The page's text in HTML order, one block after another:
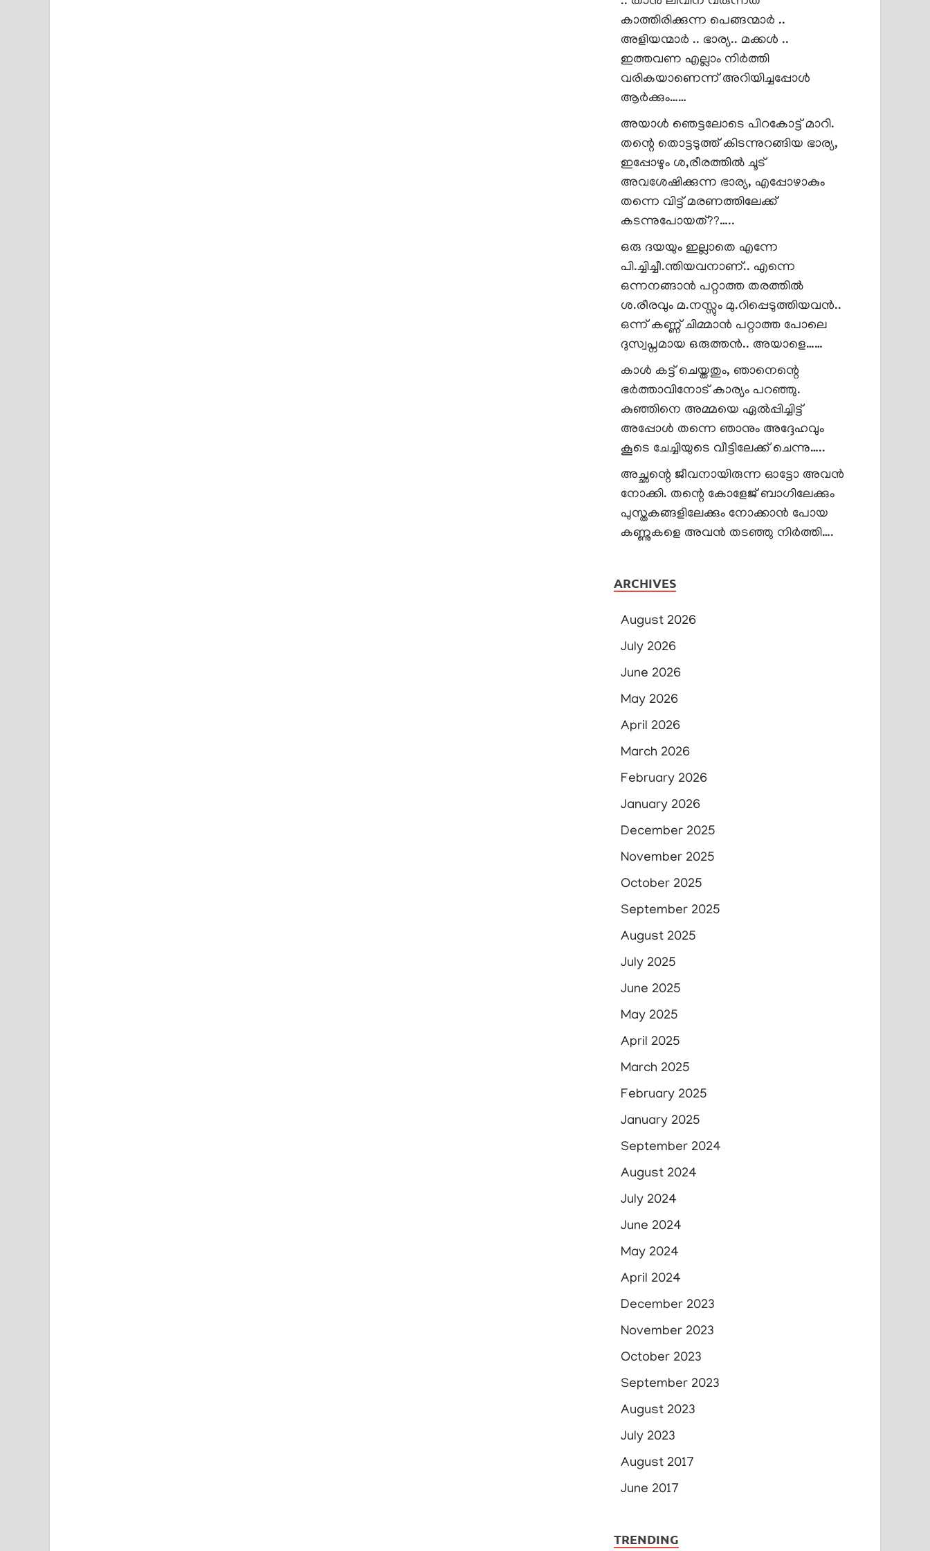
കാത്തിരിക്കുന്ന പെങ്ങന്മാർ ..
അളിയന്മാർ .. ഭാര്യ.. മക്കൾ ..
ഇത്തവണ എല്ലാം നിർത്തി
വരികയാണെന്ന് അറിയിച്ചപ്പോൾ
ആർക്കും……
അയാൾ ഞെട്ടലോടെ പിറകോട്ട് മാറി.
തന്റെ തൊട്ടടുത്ത് കിടന്നുറങ്ങിയ ഭാര്യ,
ഇപ്പോഴും ശ,രീരത്തിൽ ചൂട്
അവശേഷിക്കുന്ന ഭാര്യ, എപ്പോഴാകും
തന്നെ വിട്ട് മരണത്തിലേക്ക്
കടന്നുപോയത്??…..
ഒരു ദയയും ഇല്ലാതെ എന്നേ
പി.ച്ചിച്ചീ.ന്തിയവനാണ്.. എന്നെ
ഒന്നനങ്ങാൻ പറ്റാത്ത തരത്തിൽ
ശ.രീരവും മ.നസ്സും മു.റിപ്പെടുത്തിയവൻ..
ഒന്ന് കണ്ണ് ചിമ്മാൻ പറ്റാത്ത പോലെ
ദുസ്വപ്നമായ ഒരുത്തൻ.. അയാളെ……
കാൾ കട്ട് ചെയ്തതും, ഞാനെന്റെ
ഭർത്താവിനോട് കാര്യം പറഞ്ഞു.
കുഞ്ഞിനെ അമ്മയെ ഏൽപ്പിച്ചിട്ട്
അപ്പോൾ തന്നെ ഞാനും അദ്ദേഹവും
കൂടെ ചേച്ചിയുടെ വീട്ടിലേക്ക് ചെന്നു…..
അച്ഛന്റെ ജീവനായിരുന്ന ഓട്ടോ അവൻ
നോക്കി. തന്റെ കോളേജ് ബാഗിലേക്കും
പുസ്തകങ്ങളിലേക്കും നോക്കാൻ പോയ
കണ്ണുകളെ അവൻ തടഞ്ഞു നിർത്തി….
ARCHIVES
August 2026
July 2026
June 2026
May 2026
April 2026
March 2026
February 2026
January 2026
December 2025
November 2025
October 2025
September 2025
August 2025
July 2025
June 2025
May 2025
April 2025
March 2025
February 2025
January 2025
September 2024
August 2024
July 2024
June 2024
May 2024
April 2024
December 2023
November 2023
October 2023
September 2023
August 2023
July 2023
August 2017
June 2017
TRENDING